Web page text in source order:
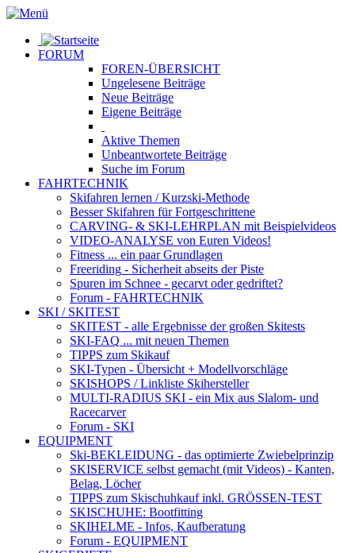
FORUM
FOREN-ÜBERSICHT
Ungelesene Beiträge
Neue Beiträge
Eigene Beiträge
Aktive Themen
Unbeantwortete Beiträge
Suche im Forum
FAHRTECHNIK
Skifahren lernen / Kurzski-Methode
Besser Skifahren für Fortgeschrittene
CARVING- & SKI-LEHRPLAN mit Beispielvideos
VIDEO-ANALYSE von Euren Videos!
Fitness ... ein paar Grundlagen
Freeriding - Sicherheit abseits der Piste
Spuren im Schnee - gecarvt oder gedriftet?
Forum - FAHRTECHNIK
SKI / SKITEST
SKITEST - alle Ergebnisse der großen Skitests
SKI-FAQ ... mit neuen Themen
TIPPS zum Skikauf
SKI-Typen - Übersicht + Modellvorschläge
SKISHOPS / Linkliste Skihersteller
MULTI-RADIUS SKI - ein Mix aus Slalom- und
Racecarver
Forum - SKI
EQUIPMENT
Ski-BEKLEIDUNG - das optimierte Zwiebelprinzip
SKISERVICE selbst gemacht (mit Videos) - Kanten,
Belag, Löcher
TIPPS zum Skischuhkaufinkl. GRÖSSEN-TEST
SKISCHUHE: Bootfitting
SKIHELME - Infos, Kaufberatung
Forum - EQUIPMENT